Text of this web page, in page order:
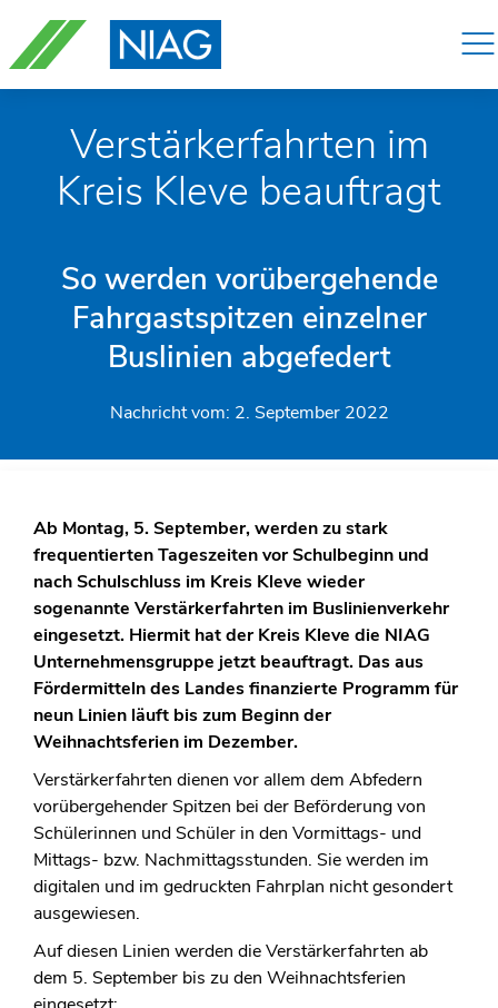
überspringen
Verstärkerfahrten im
Kreis Kleve beauftragt
So werden vorübergehende
Fahrgastspitzen einzelner
Buslinien abgefedert
Nachricht vom: 2. September 2022
Ab Montag, 5. September, werden zu stark
frequentierten Tageszeiten vor Schulbeginn und
nach Schulschluss im Kreis Kleve wieder
sogenannte Verstärkerfahrten im Buslinienverkehr
eingesetzt. Hiermit hat der Kreis Kleve die NIAG
Unternehmensgruppe jetzt beauftragt. Das aus
Fördermitteln des Landes finanzierte Programm für
neun Linien läuft bis zum Beginn der
Weihnachtsferien im Dezember.
Verstärkerfahrten dienen vor allem dem Abfedern
vorübergehender Spitzen bei der Beförderung von
Schülerinnen und Schüler in den Vormittags- und
Mittags- bzw. Nachmittagsstunden. Sie werden im
digitalen und im gedruckten Fahrplan nicht gesondert
ausgewiesen.
Auf diesen Linien werden die Verstärkerfahrten ab
dem 5. September bis zu den Weihnachtsferien